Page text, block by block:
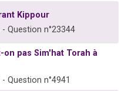
Kippour
Question n°23344
pas Sim'hat Torah à
Question n°4941